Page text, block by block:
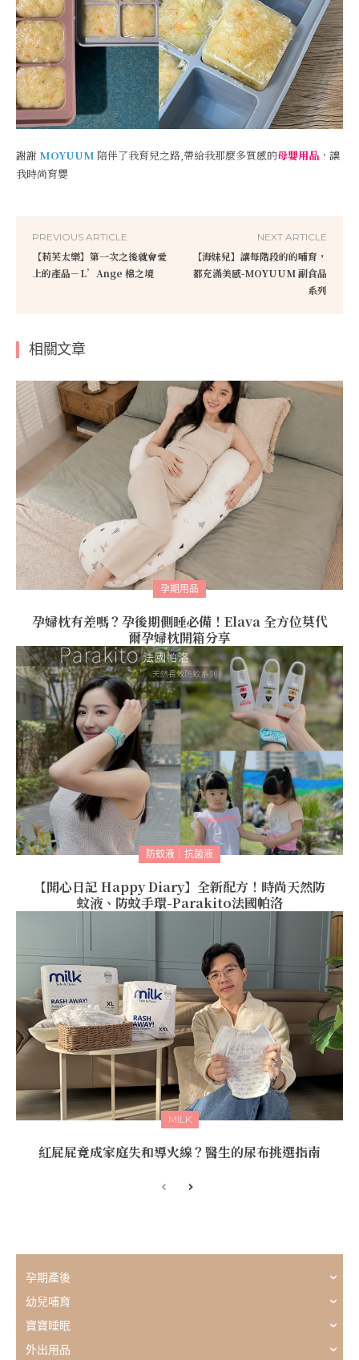
謝謝 MOYUUM 陪伴了我育兒之路,帶給我那麼多質感的母嬰用品 ，讓
我時尚育嬰
PREVIOUS ARTICLE
【莉芙太樂】第一次之後就會愛
上的產品－L’Ange 棉之境
NEXT ARTICLE
【海妹兒】讓每階段的的哺育，
都充滿美感-MOYUUM 副食品
系列
相關文章
孕期用品
孕婦枕有差嗎？孕後期側睡必備！Elava 全方位莫代
爾孕婦枕開箱分享
防蚊液｜抗菌液
【開心日記 Happy Diary】全新配方！時尚天然防
蚊液、防蚊手環-Parakito法國帕洛
MILK
紅屁屁竟成家庭失和導火線？醫生的尿布挑選指南
孕期產後
幼兒哺育
寶寶睡眠
外出用品